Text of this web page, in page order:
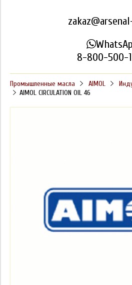
8-800-500-
Промышленные масла AIMOL
AIMOL CIRCULATION OIL 46